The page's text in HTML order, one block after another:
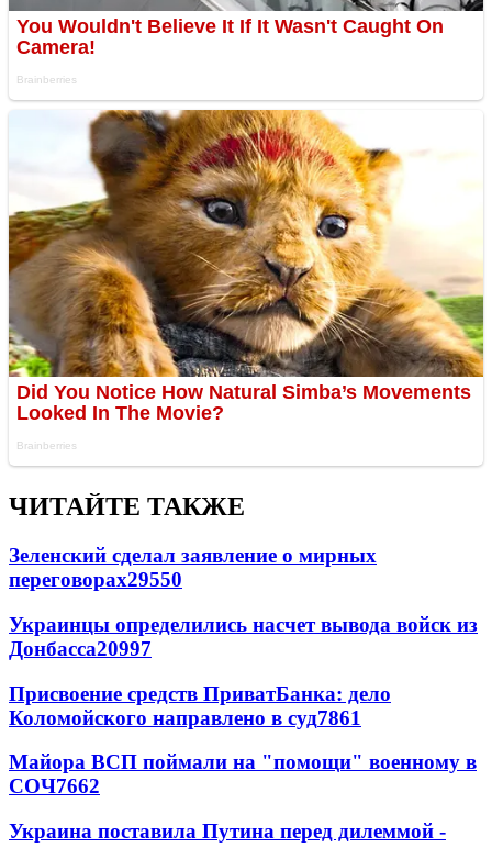
ЧИТАЙТЕ ТАКЖЕ
Зеленский сделал заявление о мирных
переговорах29550
Украинцы определились насчет вывода войск из
Донбасса20997
Присвоение средств ПриватБанка: дело
Коломойского направлено в суд7861
Майора ВСП поймали на "помощи" военному в
СОЧ7662
Украина поставила Путина перед дилеммой -